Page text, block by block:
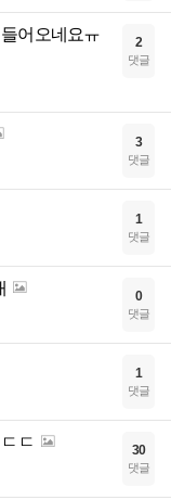
어오네요ㅠ 2
댓글
3
댓글
1
댓글
0
댓글
1
댓글
ㄷ 30
댓글